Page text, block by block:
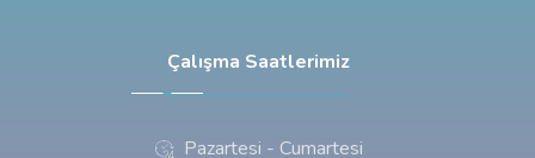
Çalışma Saatlerimiz
Pazartesi - Cumartesi